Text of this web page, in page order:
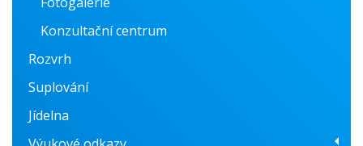
Konzultační centrum
Rozvrh
Suplování
Jídelna